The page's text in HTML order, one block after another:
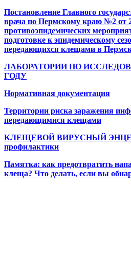
Постановление Главного
врача по Пермскому краю №2 от
противоэпидемических
подготовке к эпидемическому
передающихся клещами в
ЛАБОРАТОРИИ ПО
ГОДУ
Нормативная документация
Территории риска заражения
передающимися клещами
КЛЕЩЕВОЙ ВИРУСНЫЙ
профилактики
Памятка: как предотвратить
клеща? Что делать, если вы